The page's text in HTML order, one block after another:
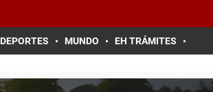
DEPORTES MUNDO EH TRÁMITES